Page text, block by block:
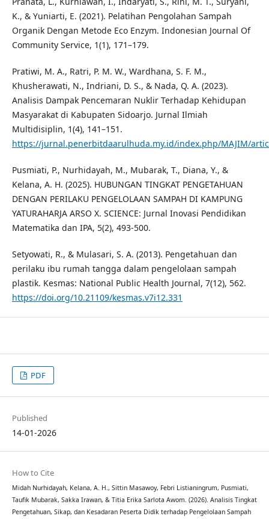
K., & Yuniarti, E. (2021). Pelatihan Pengolahan Sampah
Organik Dengan Metode Eco Enzym. Indonesian Journal Of
Community Service, 1(1), 171–179.
Pratiwi, M. A., Ratri, P. M. W., Wardhana, S. F. M.,
Khusherawati, N., Indriani, D. S., & Nada, Q. A. (2023).
Analisis Dampak Pencemaran Nuklir Terhadap Kehidupan
Masyarakat di Kabupaten Sidoarjo. Jurnal Ilmiah
Multidisiplin, 1(4), 141–151.
https://jurnal.penerbitdaarulhuda.my.id/index.php/MAJIM/
Pusmiati, P., Nurhidayah, M., Mubarak, T., Diana, Y., &
Kelana, A. H. (2025). HUBUNGAN TINGKAT PENGETAHUAN
DENGAN PERILAKU PENGELOLAAN SAMPAH DI KAMPUNG
YATURAHARJA ARSO X. SCIENCE: Jurnal Inovasi Pendidikan
Matematika dan IPA, 5(2), 493-500.
Setyowati, R., & Mulasari, S. A. (2013). Pengetahuan dan
perilaku ibu rumah tangga dalam pengelolaan sampah
plastik. Kesmas: National Public Health Journal, 7(12), 562.
https://doi.org/10.21109/kesmas.v7i12.331
PDF
Published
14-01-2026
How to Cite
Midah Nurhidayah, Kelana, A. H., Sittin Masawoy, Febri Listianingrum, Pusmiati,
Taufik Mubarak, Sakka Irawan, & Titia Erika Sarlota Awom. (2026). Analisis Tingkat
Pengetahuan, Sikap, dan Kesadaran Peserta Didik terhadap Pengelolaan Sampah